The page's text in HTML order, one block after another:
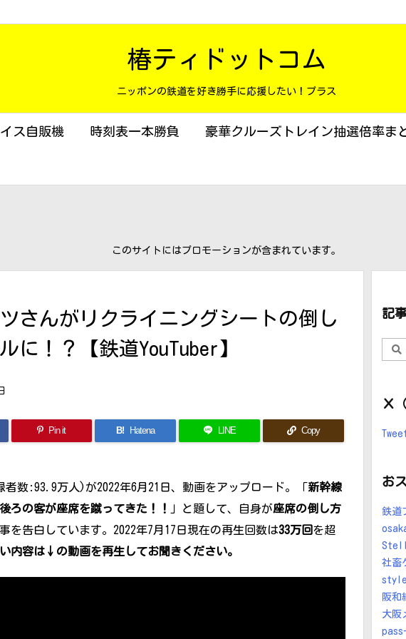
椿ティドットコム
ニッポンの鉄道を好き勝手に応援したい！プラス
ス自販機 時刻表一本勝負 豪華クルーズトレイン抽選倍率ま
このサイトにはプロモーションが含まれています。
さんがリクライニングシートの倒し
に！？【鉄道YouTuber】
Pin it B! Hatena LINE Copy
者数:93.9万人)が2022年6月21日、動画をアップロード。「新幹線
ろの客が座席を蹴ってきた！！
」と題して、自身が座席の倒し方
を告白しています。2022年7月17日現在の再生回数は33万回を超
内容は↓の動画を再生してお聞きください。
記
Ｘ
お
鉄道
社畜
阪和
大阪